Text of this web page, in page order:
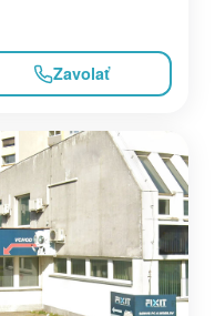
Zavolať